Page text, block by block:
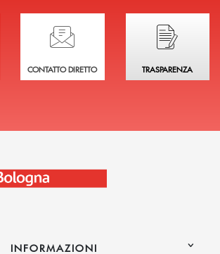
a teHai bisogno di assistenza immediata?
CONTATTO DIRETTO
Hai bisogno di
TRASPARENZA
INFORMAZIONI